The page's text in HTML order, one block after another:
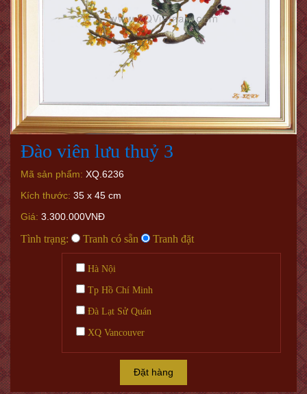
Đào viên lưu thuỷ 3
Mã sản phẩm: XQ.6236
Kích thước: 35 x 45 cm
Giá: 3.300.000VNĐ
Tình trạng: Tranh có sẵn Tranh đặt
Hà Nội
Tp Hồ Chí Minh
Đà Lạt Sử Quán
XQ Vancouver
Đặt hàng